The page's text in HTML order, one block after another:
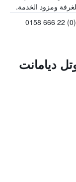
ومزود الخدمة.
ديامانت